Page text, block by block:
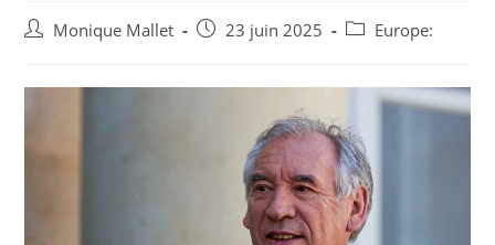
Auteur/autrice
Monique Mallet
Post23 juin 2025
PostEurope: